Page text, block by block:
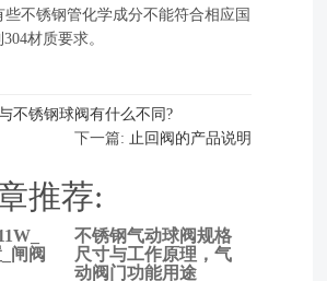
些不锈钢管化学成分不能符合相应国
材质要求。
不锈钢球阀有什么不同?
下一篇: 止回阀的产品说明
推荐:
闸阀
不锈钢气动球阀规格
尺寸与工作原理，气
动阀门功能用途
上
一